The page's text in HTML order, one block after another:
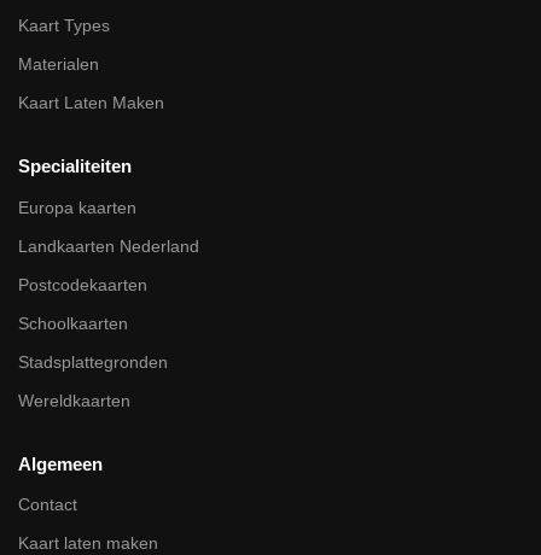
Kaart Types
Materialen
Kaart Laten Maken
Specialiteiten
Europa kaarten
Landkaarten Nederland
Postcodekaarten
Schoolkaarten
Stadsplattegronden
Wereldkaarten
Algemeen
Contact
Kaart laten maken